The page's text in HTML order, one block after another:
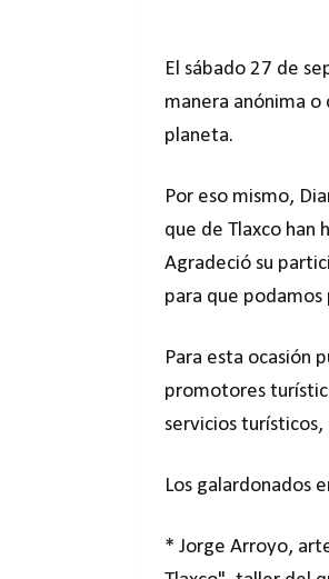
El sábado 27 de
manera anónima o
planeta.
Por eso mismo,
que de Tlaxco han
Agradeció su
para que podamos
Para esta ocasión
promotores
servicios
Los galardonados
* Jorge Arroyo,